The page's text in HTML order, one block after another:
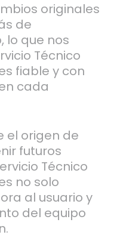
originales
de
lo que nos
Técnico
fiable y con
cada
el origen de
futuros
Técnico
no solo
al usuario y
del equipo